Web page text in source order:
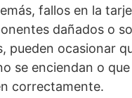
fallos en la
dañados o
pueden ocasionar
se enciendan o
correctamente.